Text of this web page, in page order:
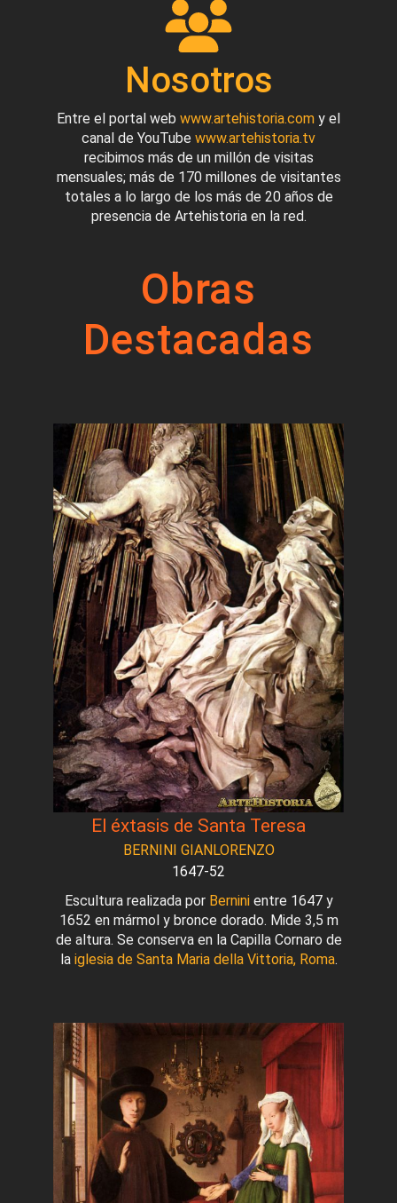
Nosotros
Entre el portal web www.artehistoria.com y el
canal de YouTube www.artehistoria.tv
recibimos más de un millón de visitas
mensuales; más de 170 millones de visitantes
totales a lo largo de los más de 20 años de
presencia de Artehistoria en la red.
Obras
Destacadas
El éxtasis de Santa Teresa
BERNINI GIANLORENZO
1647-52
Escultura realizada por Berninientre 1647 y
1652 en mármol y bronce dorado. Mide 3,5 m
de altura. Se conserva en la Capilla Cornaro de
la iglesia de Santa Maria della Vittoria, Roma.